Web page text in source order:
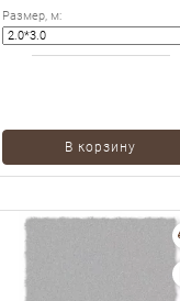
Размер, м:
В корзину